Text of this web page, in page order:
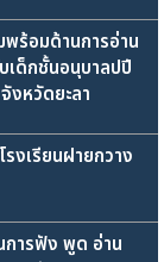
ร้อมด้านการอ่าน
เด็กชั้นอนุบาลปปี
งหวัดยะลา
รงเรียนฝายกวาง
การฟัง พูด อ่าน